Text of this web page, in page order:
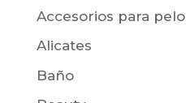
Accesorios para pelo
Alicates
Baño